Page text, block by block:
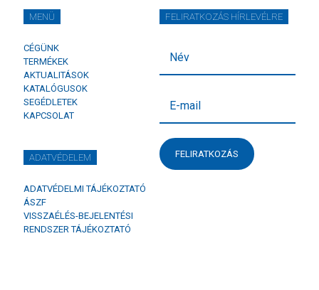
FELIRATKOZÁS HÍRLEVÉLRE
FELIRATKOZÁS
MENÜ
CÉGÜNK
TERMÉKEK
AKTUALITÁSOK
KATALÓGUSOK
SEGÉDLETEK
KAPCSOLAT
ADATVÉDELEM
ADATVÉDELMI TÁJÉKOZTATÓ
ÁSZF
VISSZAÉLÉS-BEJELENTÉSI
RENDSZER TÁJÉKOZTATÓ